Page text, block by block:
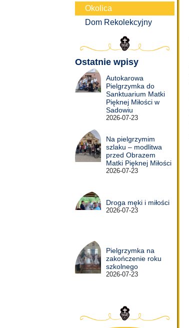
Okolica
Dom Rekolekcyjny
Ostatnie wpisy
Autokarowa
Pielgrzymka do
Sanktuarium Matki
Pięknej Miłości w
Sadowiu
2026-07-23
Na pielgrzymim
szlaku – modlitwa
przed Obrazem
Matki Pięknej Miłości
2026-07-23
Droga męki i miłości
2026-07-23
Pielgrzymka na
zakończenie roku
szkolnego
2026-07-23